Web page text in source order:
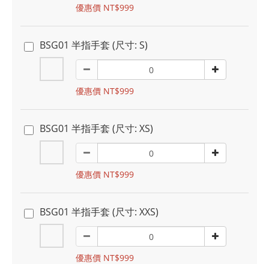
優惠價 NT$999
BSG01 半指手套 (尺寸: S)
優惠價 NT$999
BSG01 半指手套 (尺寸: XS)
優惠價 NT$999
BSG01 半指手套 (尺寸: XXS)
優惠價 NT$999